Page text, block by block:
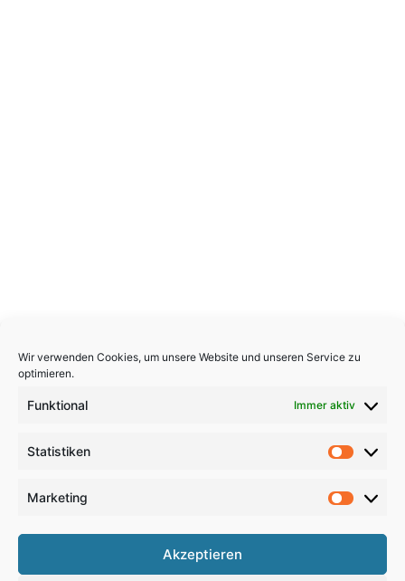
Wir verwenden Cookies, um unsere Website und unseren Service zu
optimieren.
Funktional Immer aktiv
Statistiken
Marketing
Akzeptieren